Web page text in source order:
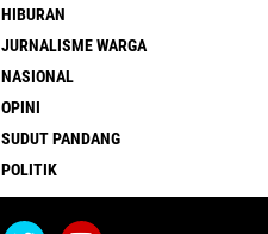
HIBURAN
JURNALISME WARGA
NASIONAL
OPINI
SUDUT PANDANG
POLITIK